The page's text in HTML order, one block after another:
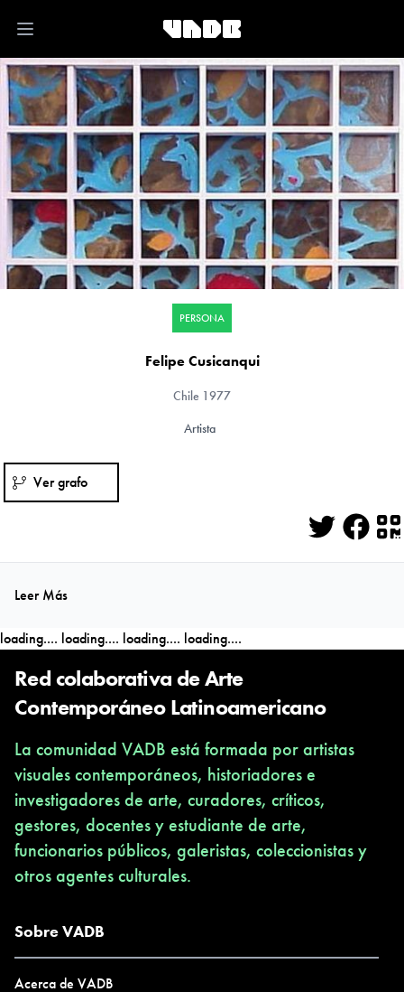
Open main menu
PERSONA
Felipe Cusicanqui
Chile 1977
Artista
Ver grafo
Twitter
Leer Más
loading.... loading.... loading.... loading....
Red colaborativa de Arte
Contemporáneo Latinoamericano
La comunidad VADB está formada por artistas
visuales contemporáneos, historiadores e
investigadores de arte, curadores, críticos,
gestores, docentes y estudiante de arte,
funcionarios públicos, galeristas, coleccionistas y
otros agentes culturales.
Sobre VADB
Acerca de VADB